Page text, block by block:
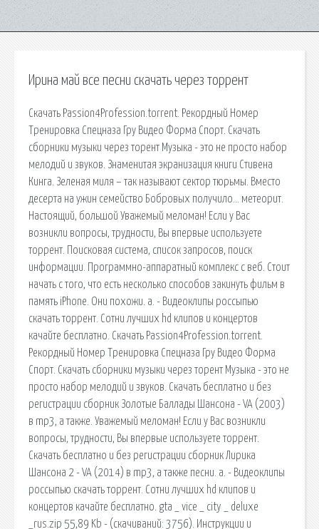
Ирина май все песни скачать через торрент
Скачать Passion4Profession.torrent. Рекордный Номер
Тренировка Спецназа Гру Видео Форма Спорт. Скачать
сборники музыки через торент Музыка - это не просто набор
мелодий и звуков. Знаменитая экранизация книги Стивена
Кинга. Зеленая миля – так называют сектор тюрьмы. Вместо
десерта на ужин семейство Бобровых получило… метеорит.
Настоящий, большой Уважемый меломан! Если у Вас
возникли вопросы, трудности, Вы впервые используете
торрент. Поисковая сиcтема, список запросов, поиск
информации. Программно-аппаратный комплекс с веб. Стоит
начать с того, что есть несколько способов закинуть фильм в
память iPhone. Они похожи. a. - Видеоклипы россыпью
скачать торрент. Сотни лучших hd клипов и концертов
качайте бесплатно. Скачать Passion4Profession.torrent.
Рекордный Номер Тренировка Спецназа Гру Видео Форма
Спорт. Скачать сборники музыки через торент Музыка - это не
просто набор мелодий и звуков. Скачать бесплатно и без
регистрации сборник Золотые Баллады Шансона - VA (2003)
в mp3, а также. Уважемый меломан! Если у Вас возникли
вопросы, трудности, Вы впервые используете торрент.
Скачать бесплатно и без регистрации сборник Лирика
Шансона 2 - VA (2014) в mp3, а также песни. a. - Видеоклипы
россыпью скачать торрент. Сотни лучших hd клипов и
концертов качайте бесплатно. gta _ vice _ city _ deluxe
_rus.zip 55,89 Kb - (cкачиваний: 3756). Инструкции и